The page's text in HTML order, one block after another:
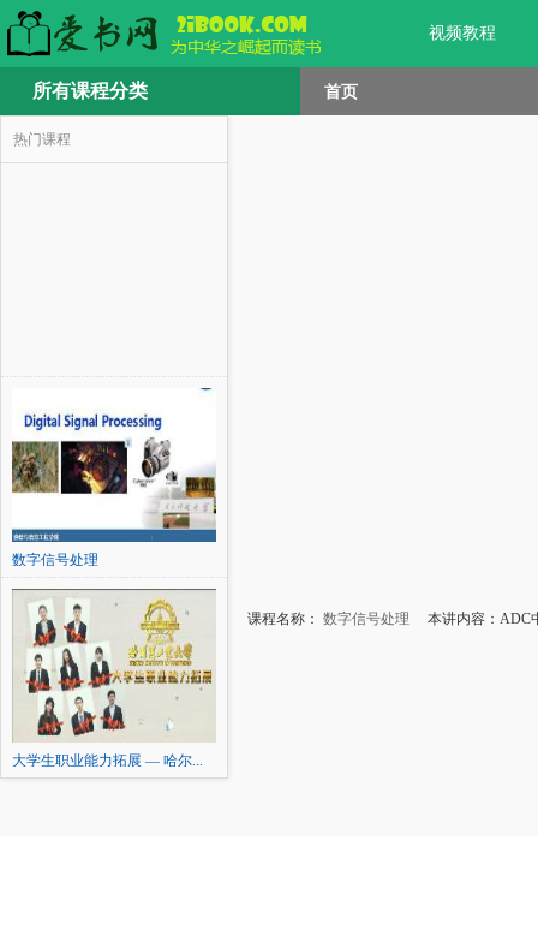
视频教程
所有课程分类 首页
热门课程
数字信号处理
大学生职业能力拓展 — 哈尔...
课程名称： 数字信号处理 本讲内容：ADC